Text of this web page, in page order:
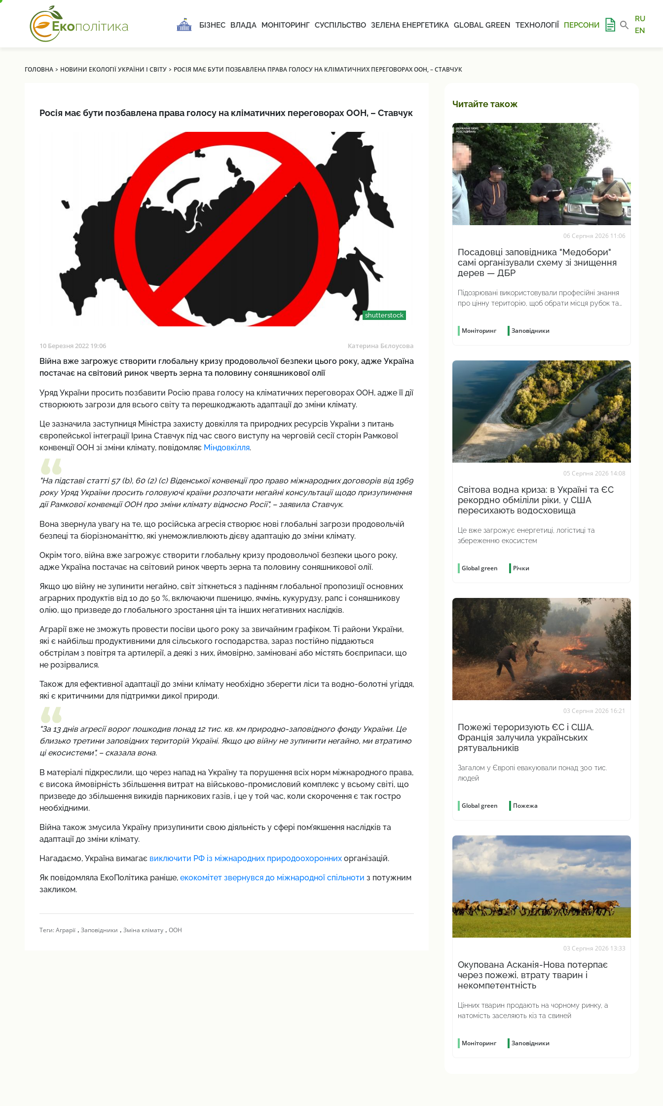
БІЗНЕС ВЛАДА МОНІТОРИНГ СУСПІЛЬСТВО ЗЕЛЕНА ЕНЕРГЕТИКА GLOBAL GREEN ТЕХНОЛОГІЇ ПЕРСОНИ
RU
EN
ГОЛОВНА› НОВИНИ ЕКОЛОГІЇ УКРАЇНИ І СВІТУ› РОСІЯ МАЄ БУТИ ПОЗБАВЛЕНА ПРАВА ГОЛОСУ НА КЛІМАТИЧНИХ ПЕРЕГОВОРАХ ООН, – СТАВЧУК
Росія має бути позбавлена права голосу на кліматичних переговорах ООН, – Ставчук
shutterstock
10 Березня 2022 19:06 Катерина Бєлоусова
Війна вже загрожує створити глобальну кризу продовольчої безпеки цього року, адже Україна
постачає на світовий ринок чверть зерна та половину соняшникової олії
Уряд України просить позбавити Росію права голосу на кліматичних переговорах ООН, адже її дії
створюють загрози для всього світу та перешкоджають адаптації до зміни клімату.
Це зазначила заступниця Міністра захисту довкілля та природних ресурсів України з питань
європейської інтеграції Ірина Ставчук під час свого виступу на черговій сесії сторін Рамкової
конвенції ООН зі зміни клімату, повідомляє Міндовкілля.
"На підставі статті 57 (b), 60 (2) (c) Віденської конвенції про право міжнародних договорів від 1969
року Уряд України просить головуючі країни розпочати негайні консультації щодо призупинення
дії Рамкової конвенції ООН про зміни клімату відносно Росії", – заявила Ставчук.
Вона звернула увагу на те, що російська агресія створює нові глобальні загрози продовольчій
безпеці та біорізноманіттю, які унеможливлюють дієву адаптацію до зміни клімату.
Окрім того, війна вже загрожує створити глобальну кризу продовольчої безпеки цього року,
адже Україна постачає на світовий ринок чверть зерна та половину соняшникової олії.
Якщо цю війну не зупинити негайно, світ зіткнеться з падінням глобальної пропозиції основних
аграрних продуктів від 10 до 50 %, включаючи пшеницю, ячмінь, кукурудзу, рапс і соняшникову
олію, що призведе до глобального зростання цін та інших негативних наслідків.
Аграрії вже не зможуть провести посіви цього року за звичайним графіком. Ті райони України,
які є найбільш продуктивними для сільського господарства, зараз постійно піддаються
обстрілам з повітря та артилерії, а деякі з них, ймовірно, заміновані або містять боєприпаси, що
не розірвалися.
Також для ефективної адаптації до зміни клімату необхідно зберегти ліси та водно-болотні угіддя,
які є критичними для підтримки дикої природи.
"За 13 днів агресії ворог пошкодив понад 12 тис. кв. км природно-заповідного фонду України. Це
близько третини заповідних територій Україні. Якщо цю війну не зупинити негайно, ми втратимо
ці екосистеми", – сказала вона.
В матеріалі підкреслили, що через напад на Україну та порушення всіх норм міжнародного права,
є висока ймовірність збільшення витрат на військово-промисловий комплекс у всьому світі, що
призведе до збільшення викидів парникових газів, і це у той час, коли скорочення є так гостро
необхідними.
Війна також змусила Україну призупинити свою діяльність у сфері пом’якшення наслідків та
адаптації до зміни клімату.
Нагадаємо, Україна вимагає виключити РФ із міжнародних природоохороннихорганізацій.
Як повідомляла ЕкоПолітика раніше, екокомітет звернувся до міжнародної спільноти з потужним
закликом.
Теги:Аграрії, Заповідники , Зміна клімату, ООН
Читайте також
06 Серпня 2026 11:06
Посадовці заповідника "Медобори"
самі організували схему зі знищення
дерев — ДБР
Підозрювані використовували професійні знання
про цінну територію, щоб обрати місця рубок та
Моніторинг Заповідники
05 Серпня 2026 14:08
Світова водна криза: в Україні та ЄС
рекордно обміліли ріки, у США
пересихають водосховища
Це вже загрожує енергетиці, логістиці та
збереженню екосистем
Global green Річки
03 Серпня 2026 16:21
Пожежі тероризують ЄС і США.
Франція залучила українських
рятувальників
Загалом у Європі евакуювали понад 300 тис.
людей
Global green Пожежа
03 Серпня 2026 13:33
Окупована Асканія-Нова потерпає
через пожежі, втрату тварин і
некомпетентність
Цінних тварин продають на чорному ринку, а
натомість заселяють кіз та свиней
Моніторинг Заповідники